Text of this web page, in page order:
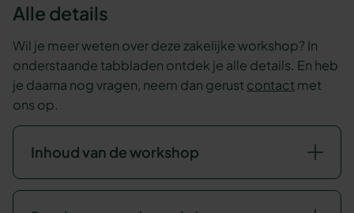
Alle details
Wil je meer weten over deze zakelijke workshop? In
onderstaande tabbladen ontdek je alle details. En heb
je daarna nog vragen, neem dan gerust contact met
ons op.
Inhoud van de workshop